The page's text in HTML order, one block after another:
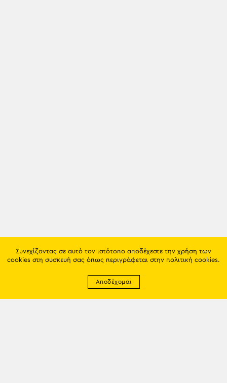
Συνεχίζοντας σε αυτό τον ιστότοπο αποδέχεστε την χρήση των
cookies στη συσκευή σας όπως περιγράφεται στην πολιτική cookies.
Αποδέχομαι